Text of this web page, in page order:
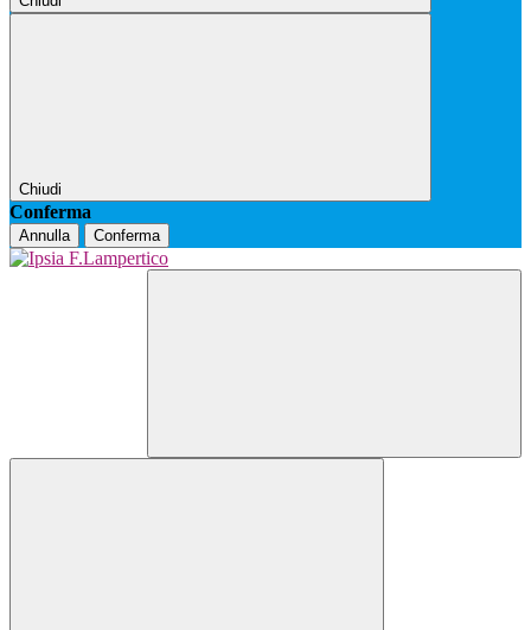
Chiudi
Conferma
Annulla Conferma